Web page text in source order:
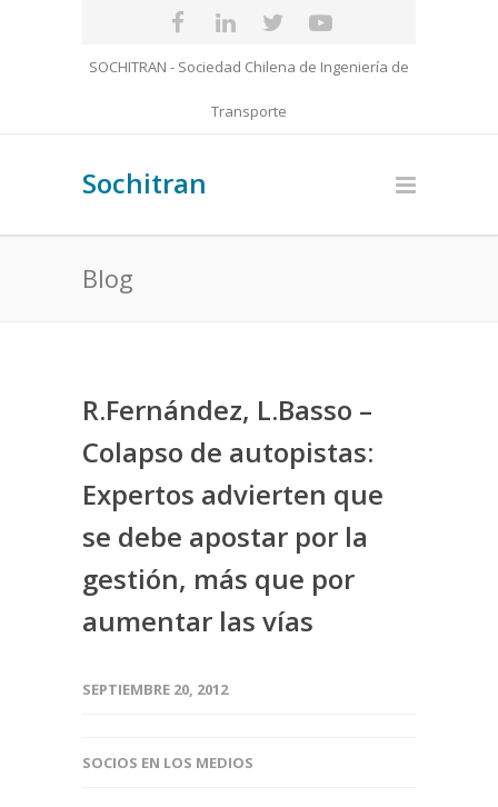
SOCHITRAN - Sociedad Chilena de Ingeniería de
Transporte
Sochitran
Blog
R.Fernández, L.Basso –
Colapso de autopistas:
Expertos advierten que
se debe apostar por la
gestión, más que por
aumentar las vías
SEPTIEMBRE 20, 2012
SOCIOS EN LOS MEDIOS